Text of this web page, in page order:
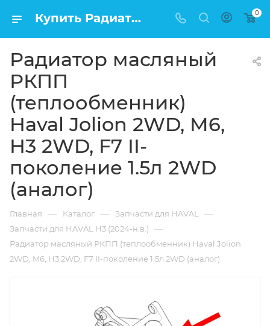
Купить Радиатор масляный РКПП (теплообменник) Haval Jolion 2WD, M6, H3 2WD, F7 II-поколение 1.5л 2WD (аналог) в Москве по низкой цене 0
Радиатор масляный
РКПП
(теплообменник)
Haval Jolion 2WD, M6,
H3 2WD, F7 II-
поколение 1.5л 2WD
(аналог)
Главная — Каталог — Запчасти для HAVAL —
Запчасти для HAVAL H3 (2024-н.в.) —
Радиатор масляный РКПП (теплообменник) Haval Jolion
2WD, M6, H3 2WD, F7 II-поколение 1.5л 2WD (аналог)